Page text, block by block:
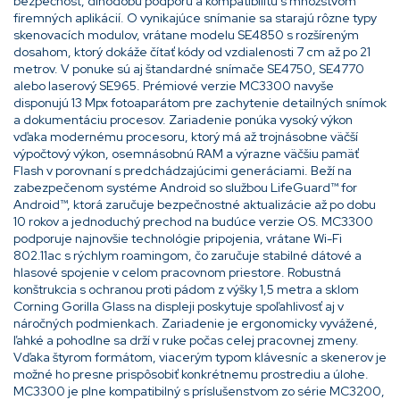
firemných aplikácií. O vynikajúce snímanie sa starajú rôzne typy
skenovacích modulov, vrátane modelu SE4850 s rozšíreným
dosahom, ktorý dokáže čítať kódy od vzdialenosti 7 cm až po 21
metrov. V ponuke sú aj štandardné snímače SE4750, SE4770
alebo laserový SE965. Prémiové verzie MC3300 navyše
disponujú 13 Mpx fotoaparátom pre zachytenie detailných snímok
a dokumentáciu procesov. Zariadenie ponúka vysoký výkon
vďaka modernému procesoru, ktorý má až trojnásobne väčší
výpočtový výkon, osemnásobnú RAM a výrazne väčšiu pamäť
Flash v porovnaní s predchádzajúcimi generáciami. Beží na
zabezpečenom systéme Android so službou LifeGuard™ for
Android™, ktorá zaručuje bezpečnostné aktualizácie až po dobu
10 rokov a jednoduchý prechod na budúce verzie OS. MC3300
podporuje najnovšie technológie pripojenia, vrátane Wi-Fi
802.11ac s rýchlym roamingom, čo zaručuje stabilné dátové a
hlasové spojenie v celom pracovnom priestore. Robustná
konštrukcia s ochranou proti pádom z výšky 1,5 metra a sklom
Corning Gorilla Glass na displeji poskytuje spoľahlivosť aj v
náročných podmienkach. Zariadenie je ergonomicky vyvážené,
ľahké a pohodlne sa drží v ruke počas celej pracovnej zmeny.
Vďaka štyrom formátom, viacerým typom klávesníc a skenerov je
možné ho presne prispôsobiť konkrétnemu prostrediu a úlohe.
MC3300 je plne kompatibilný s príslušenstvom zo série MC3200,